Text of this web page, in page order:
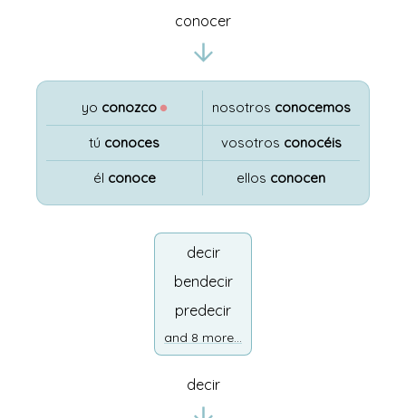
conocer
yo conozco ●
tú conoces
él conoce
nosotros conocemos
vosotros conocéis
ellos conocen
decir
bendecir
predecir
and 8 more...
decir